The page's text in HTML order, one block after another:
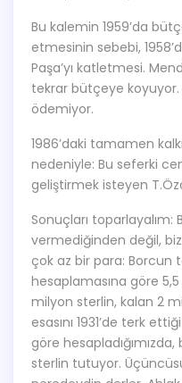
Bu kalemin 1959’da
etmesinin sebebi,
Paşa’yı katletmesi.
tekrar bütçeye koyuyor.
ödemiyor.
1986’daki tamamen
nedeniyle: Bu seferki
geliştirmek isteyen
Sonuçları toparlayalım:
vermediğinden değil,
çok az bir para: Borcun
hesaplamasına göre
milyon sterlin, kalan 2
esasını 1931’de terk
göre
sterlin tutuyor.